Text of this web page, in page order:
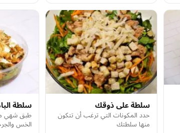
سلطة على ذوقك
حدد المكونات التي ترغب أن تتكون
منها سلطتك
سلطة
طبق شهي من
الخس